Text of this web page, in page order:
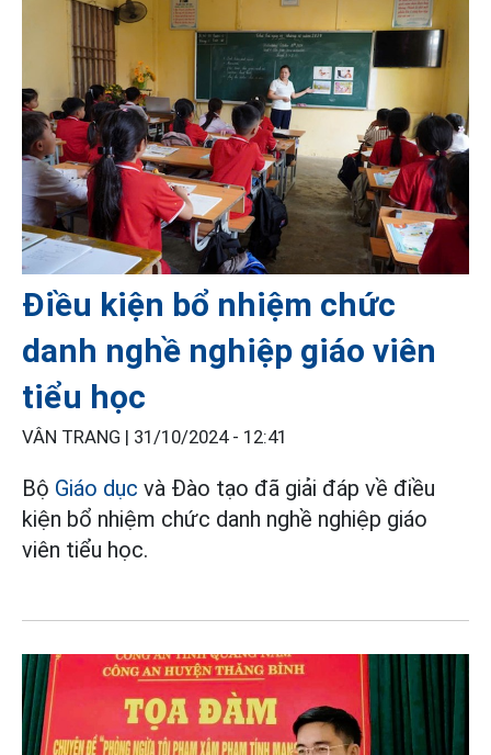
Điều kiện bổ nhiệm chức
danh nghề nghiệp giáo viên
tiểu học
VÂN TRANG | 31/10/2024 - 12:41
Bộ Giáo dục và Đào tạo đã giải đáp về điều
kiện bổ nhiệm chức danh nghề nghiệp giáo
viên tiểu học.